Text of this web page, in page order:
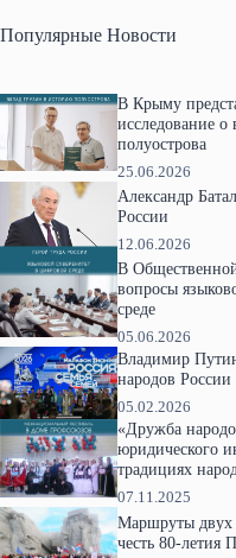
Популярные Новости
В Крыму
исследование о
полуострова
25.06.2026
Александр
России
12.06.2026
В
вопросы
среде
05.06.2026
Владимир
народов России
05.02.2026
«Дружба
юридического
традициях
07.11.2025
Маршруты двух
честь 80-летия